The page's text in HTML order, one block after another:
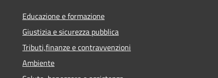
Educazione e formazione
Giustizia e sicurezza pubblica
Tributi,finanze e contravvenzioni
Ambiente